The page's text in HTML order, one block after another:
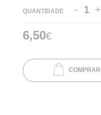
QUANTIDADE - +
6,50€
COMPRAR